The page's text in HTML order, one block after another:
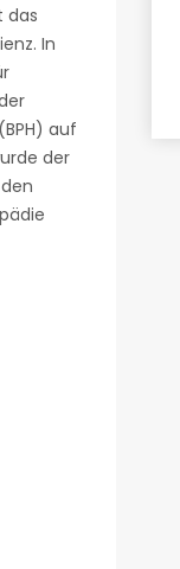
das
In
auf
der